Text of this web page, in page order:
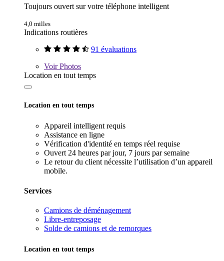
Toujours ouvert sur votre téléphone intelligent
4,0 milles
Indications routières
91 évaluations
VoirPhotos
Location en tout temps
Location en tout temps
Appareil intelligent requis
Assistance en ligne
Vérification d'identité en temps réel requise
Ouvert 24 heures par jour, 7 jours par semaine
Le retour du client nécessite l’utilisation d’un appareil
mobile.
Services
Camions de déménagement
Libre-entreposage
Solde de camions et de remorques
Location en tout temps